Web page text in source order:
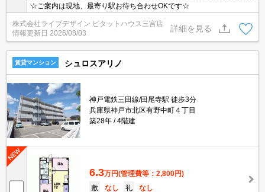
☆ご案内は現地、最寄り駅お待ち合わせOKです☆
株式会社ライブデザイン ピタットハウス三宮店
情報更新日 2026/08/03
詳細を見る
賃貸マンション シュロスアリノ
神戸電鉄三田線/田尾寺駅 徒歩3分
兵庫県神戸市北区有野中町４丁目
築28年
4階建
6.3万円(管理費等：2,800円)
敷
なし 礼
なし